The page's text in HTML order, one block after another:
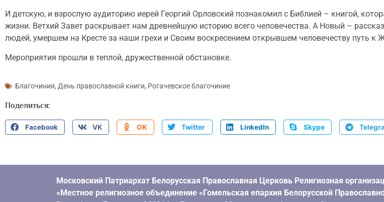
И детскую, и взрослую аудиторию иерей Георгий Орловский познакомил с Библией – книгой,
жизни. Ветхий Завет раскрывает нам древнейшую историю всего человечества. А Новый –
людей, умершем на Кресте за наши грехи и Своим воскресением открывшем человечеству путь к
Мероприятия прошли в теплой, дружественной обстановке.
Благочиния, День православной книги, Рогачевское благочиние
Поделиться:
Facebook VK OK Twitter LinkedIn Skype
Московский Патриархат Белорусская Православная Церковь Религиозная
«Местное религиозное объединение «Гомельская епархия Белорусской